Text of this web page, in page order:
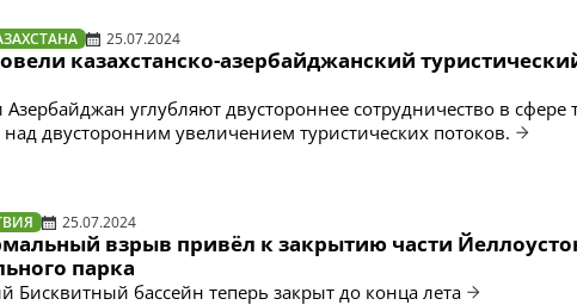
25.07.2024
казахстанско-азербайджанский
Азербайджан углубляют двустороннее сотрудничество в сфере
двусторонним увеличением туристических потоков.
25.07.2024
взрыв привёл к закрытию части
парка
Бисквитный бассейн теперь закрыт до конца лета